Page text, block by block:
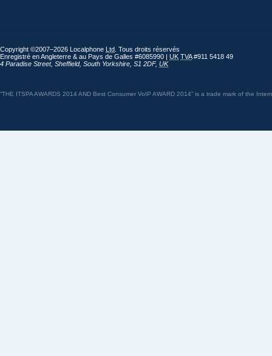
Copyright ©2007–2026 Localphone Ltd . Tous droits réservés
Enregistré en Angleterre & au Pays de Galles #6085990 | UK TVA#911 5418 49
4 Paradise Street, Sheffield, South Yorkshire S1 2DF, UK
“THE ITSPA AWARDS 2014 AND Best Consumer VoIP AWARD 2014” is a trade mark of the